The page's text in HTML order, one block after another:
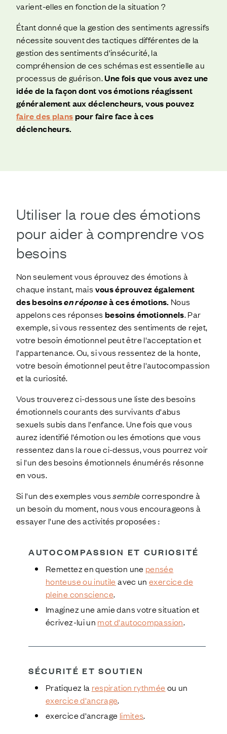
varient-elles en fonction de la situation ?
Étant donné que la gestion des sentiments agressifs
nécessite souvent des tactiques différentes de la
gestion des sentiments d'insécurité, la
compréhension de ces schémas est essentielle au
processus de guérison.Une fois que vous avez une
idée de la façon dont vos émotions réagissent
généralement aux déclencheurs, vous pouvez
faire des plans pour faire face à ces
déclencheurs.
Utiliser la roue des émotions
pour aider à comprendre vos
besoins
Non seulement vous éprouvez des émotions à
chaque instant, mais vous éprouvez également
des besoinsen réponseà ces émotions. Nous
appelons ces réponses besoins émotionnels. Par
exemple, si vous ressentez des sentiments de rejet,
votre besoin émotionnel peut être l'acceptation et
l'appartenance. Ou, si vous ressentez de la honte,
votre besoin émotionnel peut être l'autocompassion
et la curiosité.
Vous trouverez ci-dessous une liste des besoins
émotionnels courants des survivants d'abus
sexuels subis dans l'enfance. Une fois que vous
aurez identifié l'émotion ou les émotions que vous
ressentez dans la roue ci-dessus, vous pourrez voir
si l'un des besoins émotionnels énumérés résonne
en vous.
Si l'un des exemples voussemblecorrespondre à
un besoin du moment, nous vous encourageons à
essayer l'une des activités proposées :
AUTOCOMPASSION ET CURIOSITÉ
Remettez en question une pensée
honteuse ou inutile avec unexercice de
pleine conscience.
Imaginez une amie dans votre situation et
écrivez-lui un mot d'autocompassion.
SÉCURITÉ ETSOUTIEN
Pratiquez la respiration rythmée ou un
exercice d'ancrage.
exercice d'ancrage limites.